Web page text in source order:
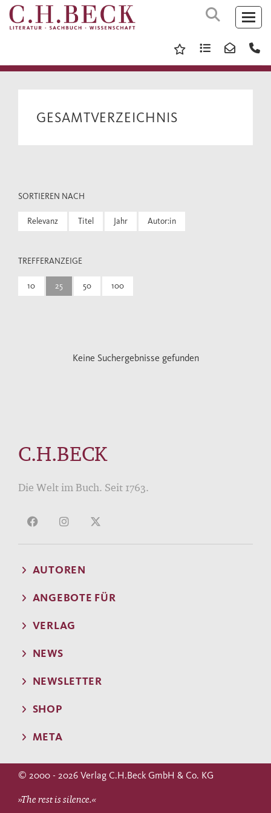
GESAMTVERZEICHNIS
SORTIEREN NACH
Relevanz Titel Jahr Autor:in
TREFFERANZEIGE
10 25 50 100
Keine Suchergebnisse gefunden
C.H.BECK
Die Welt im Buch. Seit 1763.
AUTOREN
ANGEBOTE FÜR
VERLAG
NEWS
NEWSLETTER
SHOP
META
© 2000 - 2026 Verlag C.H.Beck GmbH & Co. KG
»The rest is silence.«